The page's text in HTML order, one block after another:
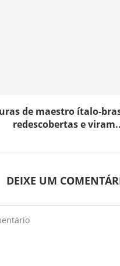
de maestro ítalo-
redescobertas e
DEIXE UM